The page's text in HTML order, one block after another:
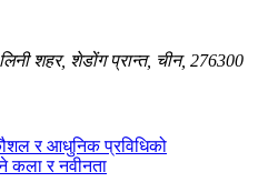
शहर, शेडोंग प्रान्त, चीन, 276300